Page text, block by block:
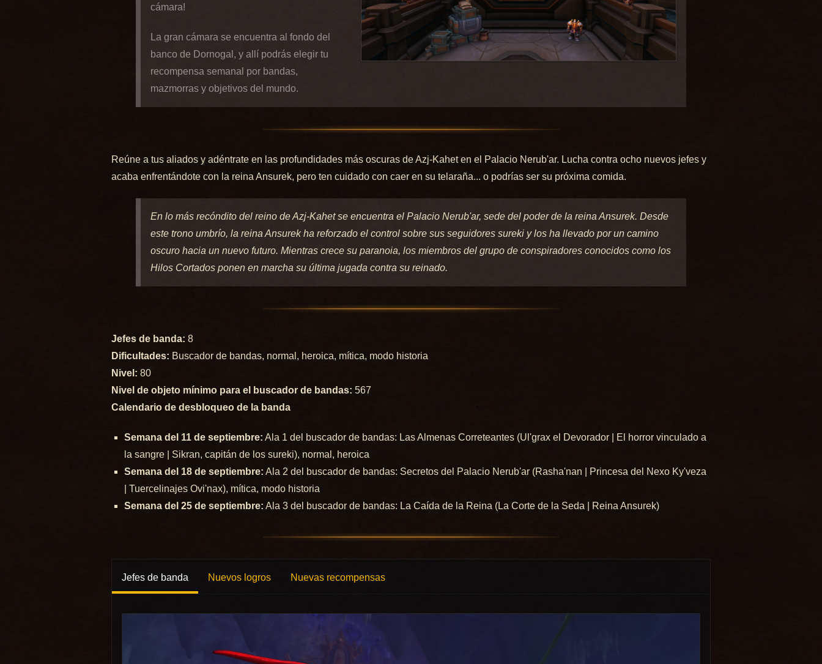
cámara!
La gran cámara se encuentra al fondo del
banco de Dornogal, y allí podrás elegir tu
recompensa semanal por bandas,
mazmorras y objetivos del mundo.
Reúne a tus aliados y adéntrate en las profundidades más oscuras de Azj-Kahet en el Palacio Nerub'ar. Lucha contra ocho nuevos jefes y
acaba enfrentándote con la reina Ansurek, pero ten cuidado con caer en su telaraña... o podrías ser su próxima comida.
En lo más recóndito del reino de Azj-Kahet se encuentra el Palacio Nerub'ar, sede del poder de la reina Ansurek. Desde
este trono umbrío, la reina Ansurek ha reforzado el control sobre sus seguidores sureki y los ha llevado por un camino
oscuro hacia un nuevo futuro. Mientras crece su paranoia, los miembros del grupo de conspiradores conocidos como los
Hilos Cortados ponen en marcha su última jugada contra su reinado.
Jefes de banda: 8
Dificultades: Buscador de bandas, normal, heroica, mítica, modo historia
Nivel: 80
Nivel de objeto mínimo para el buscador de bandas: 567
Calendario de desbloqueo de la banda
Semana del 11 de septiembre: Ala 1 del buscador de bandas: Las Almenas Correteantes (Ul'grax el Devorador | El horror vinculado a
la sangre | Sikran, capitán de los sureki), normal, heroica
Semana del 18 de septiembre: Ala 2 del buscador de bandas: Secretos del Palacio Nerub'ar (Rasha'nan | Princesa del Nexo Ky'veza
| Tuercelinajes Ovi'nax), mítica, modo historia
Semana del 25 de septiembre: Ala 3 del buscador de bandas: La Caída de la Reina (La Corte de la Seda | Reina Ansurek)
Jefes de banda Nuevos logros Nuevas recompensas